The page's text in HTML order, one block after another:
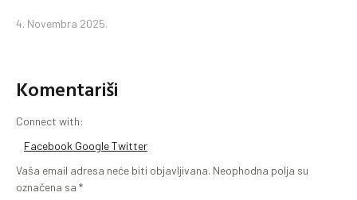
4. Novembra 2025.
Komentariši
Connect with:
Facebook GoogleTwitter
Vaša email adresa neće biti objavljivana. Neophodna polja su
označena sa *